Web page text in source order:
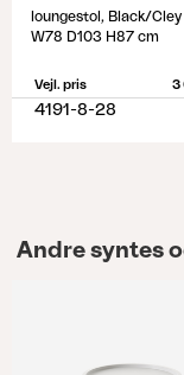
loungestol, Black/
W78 D103 H87 cm
Vejl. pris 3
4191-8-28
Andre syntes